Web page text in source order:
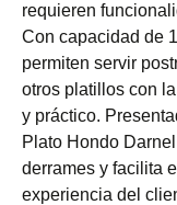
requieren
Con capacidad de
permiten servir
otros platillos con
y práctico.
Plato Hondo
derrames y facilita
experiencia del